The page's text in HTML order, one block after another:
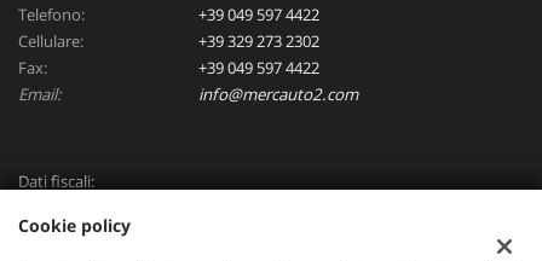
Telefono:
+39 049 597 4422
Cellulare:
+39 329 273 2302
Fax:
+39 049 597 4422
Email:
info@mercauto2.com
Dati fiscali:
Via Nazionale, 171 PD - 36056 Tezze sul Brenta
Cookie policy